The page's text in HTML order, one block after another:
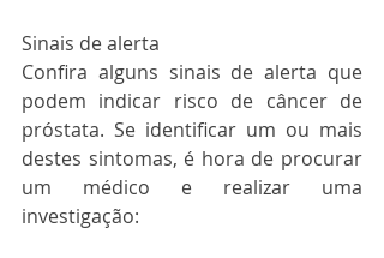
Sinais de alerta
Confira alguns sinais de alerta que
podem indicar risco de câncer de
próstata. Se identificar um ou mais
destes sintomas, é hora de procurar
um médico e realizar uma
investigação: